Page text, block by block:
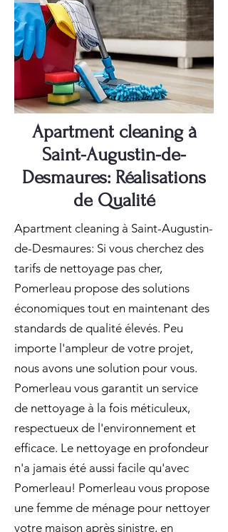
Apartment cleaning à
Saint-Augustin-de-
Desmaures: Réalisations
de Qualité
Apartment cleaning à Saint-Augustin-
de-Desmaures: Si vous cherchez des
tarifs de nettoyage pas cher,
Pomerleau propose des solutions
économiques tout en maintenant des
standards de qualité élevés. Peu
importe l'ampleur de votre projet,
nous avons une solution pour vous.
Pomerleau vous garantit un service
de nettoyage à la fois méticuleux,
respectueux de l'environnement et
efficace. Le nettoyage en profondeur
n'a jamais été aussi facile qu'avec
Pomerleau! Pomerleau vous propose
une femme de ménage pour nettoyer
votre maison après sinistre, en